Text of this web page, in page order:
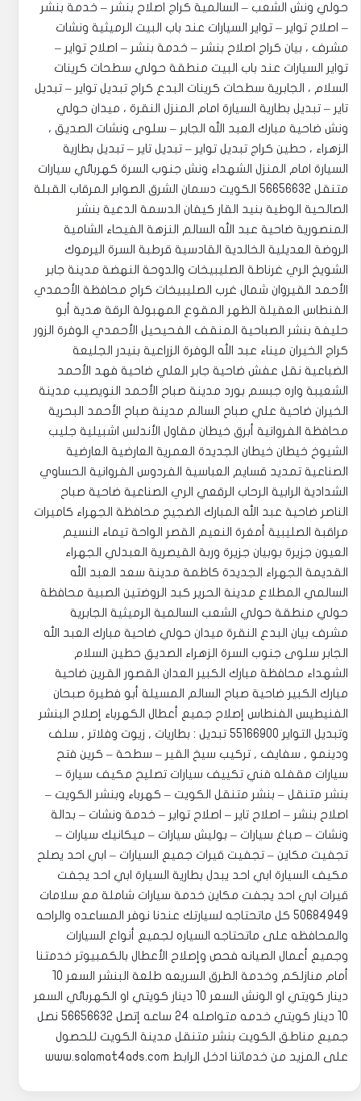
حولي ونش الشعب – السالمية كراج اصلاح بنشر – خدمة بنشر
– اصلاح تواير – تواير السيارات عند باب البيت الرميثية ونشات
مشرف ، بيان كراج اصلاح بنشر – خدمة بنشر – اصلاح تواير –
تواير السيارات عند باب البيت منطقة حولي سطحات كرينات
السلام ، الجابرية سطحات كرينات البدع كراج تبديل تواير – تبديل
تاير – تبديل بطارية السيارة امام المنزل النقرة ، ميدان حولي
ونش ضاحية مبارك العبد الله الجابر – سلوى ونشات الصديق ،
الزهراء ، حطين كراج تبديل تواير – تبديل تاير – تبديل بطارية
السيارة امام المنزل الشهداء ونش جنوب السرة كهربائي سيارات
متنقل 56656632 الكويت دسمان الشرق الصوابر المرقاب القبلة
الصالحية الوطية بنيد القار كيفان الدسمة الدعية بنشر
المنصورية ضاحية عبد الله السالم النزهة الفيحاء الشامية
الروضة العديلية الخالدية القادسية قرطبة السرة اليرموك
الشويخ الري غرناطة الصليبيخات والدوحة النهضة مدينة جابر
الأحمد القيروان شمال غرب الصليبيخات كراج محافظة الأحمدي
الفنطاس العقيلة الظهر المقوع المهبولة الرقة هدية أبو
حليفة بنشر الصباحية المنقف الفحيحيل الأحمدي الوفرة الزور
كراج الخيران ميناء عبد الله الوفرة الزراعية بنيدر الجليعة
الضباعية نقل عفش ضاحية جابر العلي ضاحية فهد الأحمد
الشعيبة واره جبسم بورد مدينة صباح الأحمد النويصيب مدينة
الخيران ضاحية علي صباح السالم مدينة صباح الأحمد البحرية
محافظة الفروانية أبرق خيطان مقاول الأندلس اشبيلية جليب
الشيوخ خيطان خيطان الجديدة العمرية العارضية العارضية
الصناعية تمديد قسايم العباسية الفردوس الفروانية الحساوي
الشدادية الرابية الرحاب الرقعي الري الصناعية ضاحية صباح
الناصر ضاحية عبد الله المبارك الضجيج محافظة الجهراء كاميرات
مراقبة الصليبية أمغرة النعيم القصر الواحة تيماء النسيم
العيون جزيرة بوبيان جزيرة وربة القيصرية العبدلي الجهراء
القديمة الجهراء الجديدة كاظمة مدينة سعد العبد الله
السالمي المطلاع مدينة الحرير كبد الروضتين الصبية محافظة
حولي منطقة حولي الشعب السالمية الرميثية الجابرية
مشرف بيان البدع النقرة ميدان حولي ضاحية مبارك العبد الله
الجابر سلوى جنوب السرة الزهراء الصديق حطين السلام
الشهداء محافظة مبارك الكبير العدان القصور القرين ضاحية
مبارك الكبير ضاحية صباح السالم المسيلة أبو فطيرة صبحان
الفنيطيس الفنطاس إصلاح جميع أعطال الكهرباء إصلاح البنشر
وتبديل التواير 55166900 تبديل : بطاريات , زيوت وفلاتر , سلف
ودينمو , سفايف , تركيب سيخ القير – سطحة – كرين فتح
سيارات مقفله فني تكييف سيارات تصليح مكيف سيارة –
بنشر متنقل – بنشر متنقل الكويت – كهرباء وبنشر الكويت –
اصلاح بنشر – اصلاح تاير – اصلاح تواير – خدمة ونشات – بدالة
ونشات – صباغ سيارات – بوليش سيارات – ميكانيك سيارات –
تجفيت مكاين – تجفيت قيرات جميع السيارات – ابي احد يصلح
مكيف السيارة ابي احد يبدل بطارية السيارة ابي احد يجفت
قيرات ابي احد يجفت مكاين خدمة سيارات شاملة مع سلامات
50684949 كل ماتحتاجه لسيارتك عندنا نوفر المساعده والراحه
والمحافظه على ماتحتاجه السياره لجميع أنواع السيارات
وجميع أعمال الصيانه فحص وإصلاح الأعطال بالكمبيوتر خدمتنا
أمام منازلكم وخدمة الطرق السريعه طلعة البنشر السعر 10
دينار كويتي او الونش السعر 10 دينار كويتي او الكهربائي السعر
10 دينار كويتي خدمه متواصله 24 ساعه إتصل 56656632 نصل
جميع مناطق الكويت بنشر متنقل مدينة الكويت للحصول
على المزيد من خدماتنا ادخل الرابط www.salamat4ads.com